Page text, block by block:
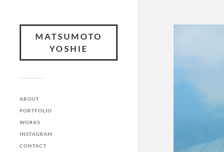
MATSUMOTO
YOSHIE
ABOUT
PORTFOLIO
WORKS
INSTAGRAM
CONTACT